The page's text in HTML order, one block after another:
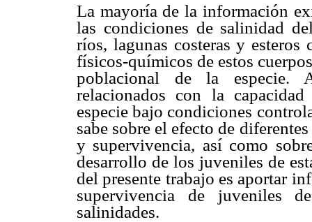
La mayoría de la información
las condiciones de salinidad
ríos, lagunas costeras y
físicos-químicos de estos
poblacional de la especie.
relacionados con la
especie bajo condiciones
sabe sobre el efecto de
y supervivencia, así como
desarrollo de los juveniles de
del presente trabajo es aportar
supervivencia de juveniles
salinidades.